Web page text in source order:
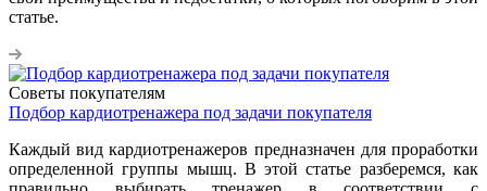
статье.
Советы покупателям
Подбор кардиотренажера под задачи покупателя
Каждый вид кардиотренажеров предназначен для проработки
определенной группы мышц. В этой статье разберемся, как